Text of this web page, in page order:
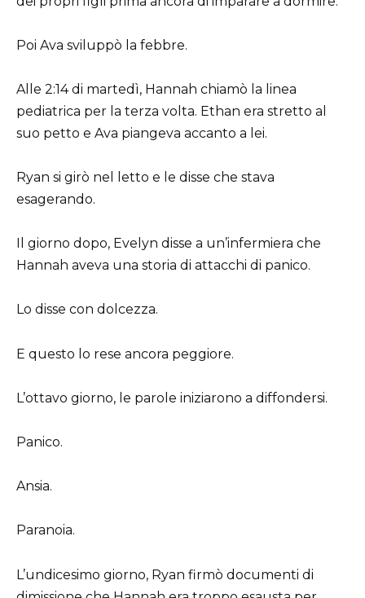
Poi Ava sviluppò la febbre.
Alle 2:14 di martedì, Hannah chiamò la linea
pediatrica per la terza volta. Ethan era stretto al
suo petto e Ava piangeva accanto a lei.
Ryan si girò nel letto e le disse che stava
esagerando.
Il giorno dopo, Evelyn disse a un’infermiera che
Hannah aveva una storia di attacchi di panico.
Lo disse con dolcezza.
E questo lo rese ancora peggiore.
L’ottavo giorno, le parole iniziarono a diffondersi.
Panico.
Ansia.
Paranoia.
L’undicesimo giorno, Ryan firmò documenti di